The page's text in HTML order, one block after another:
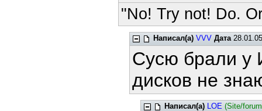
"No! Try not! Do.
Написал(а) VVV Дата
Сусю брали у
дисков не
Написал(а) LOE (Site/